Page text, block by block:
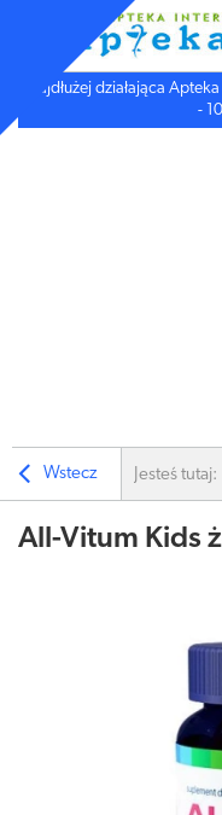
Najdłużej działająca
-
Wstecz Jesteś tutaj:
All-Vitum Kids